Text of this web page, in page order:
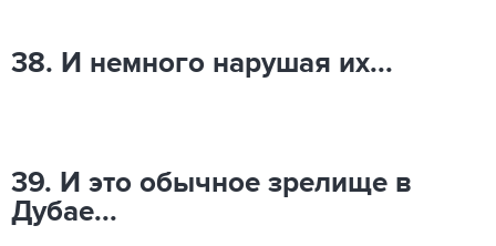
38. И немного нарушая их...
39. И это обычное зрелище в
Дубае...